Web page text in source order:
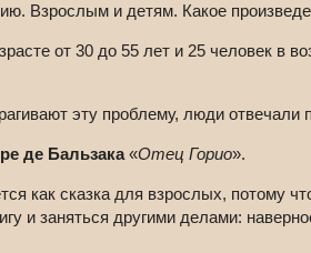
Взрослым и детям. Какое
от 30 до 55 лет и 25 человек в
эту проблему, люди отвечали
де Бальзака«Отец Горио».
как сказка для взрослых, потому
и заняться другими делами: